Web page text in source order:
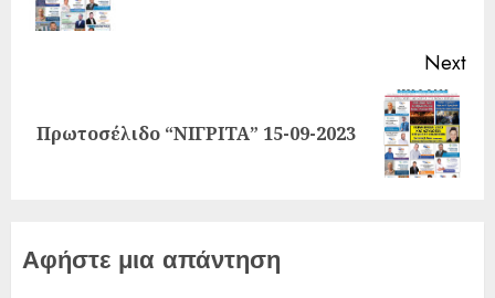
Next
Πρωτοσέλιδο “ΝΙΓΡΙΤΑ” 15-09-2023
Αφήστε μια απάντηση